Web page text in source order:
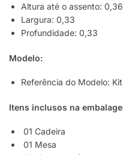
Altura até o assento: 0,36
Largura: 0,33
Profundidade: 0,33
Modelo:
Referência do Modelo:
Itens inclusos na
01 Cadeira
01 Mesa